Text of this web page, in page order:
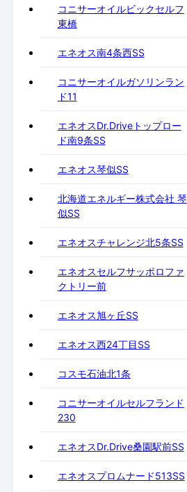
コニサーオイルビックセルフ
東橋
エネオス南4条西SS
コニサーオイルガソリンラン
ド11
エネオスDr.Driveトップロー
ド南9条SS
エネオス琴似SS
北海道エネルギー株式会社 琴
似SS
エネオスチャレンジ北5条SS
エネオスセルフサッポロファ
クトリー前
エネオス旭ヶ丘SS
エネオス西24丁目SS
コスモ石油北1条
コニサーオイルセルフランド
230
エネオスDr.Drive桑園駅前SS
エネオスプロムナード513SS